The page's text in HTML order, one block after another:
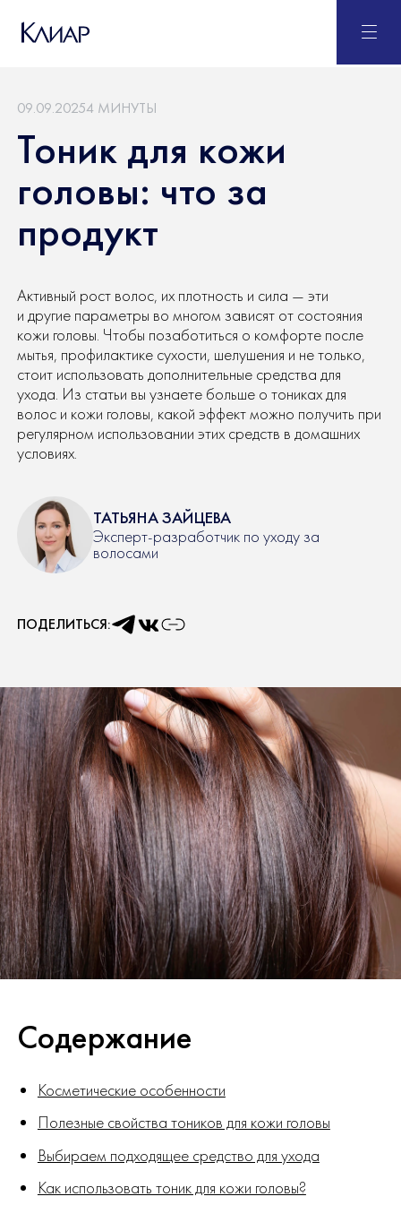
09.09.20254 МИНУТЫ
Тоник для кожи
головы: что за
продукт
Активный рост волос, их плотность и сила — эти
и другие параметры во многом зависят от состояния
кожи головы. Чтобы позаботиться о комфорте после
мытья, профилактике сухости, шелушения и не только,
стоит использовать дополнительные средства для
ухода. Из статьи вы узнаете больше о тониках для
волос и кожи головы, какой эффект можно получить при
регулярном использовании этих средств в домашних
условиях.
ТАТЬЯНА ЗАЙЦЕВА
Эксперт-разработчик по уходу за
волосами
ПОДЕЛИТЬСЯ:
Содержание
Косметические особенности
Полезные свойства тоников для кожи головы
Выбираем подходящее средство для ухода
Как использовать тоник для кожи головы?